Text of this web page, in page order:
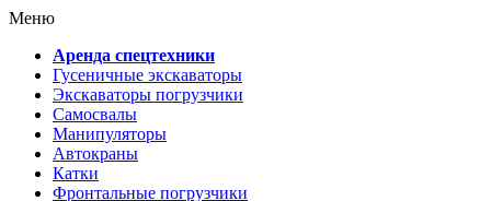
Меню
Аренда спецтехники
Гусеничные экскаваторы
Экскаваторы погрузчики
Самосвалы
Манипуляторы
Автокраны
Катки
Фронтальные погрузчики